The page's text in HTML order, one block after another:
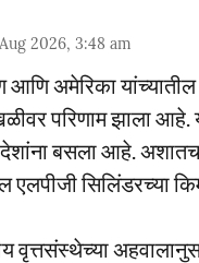
2026, 3:48 am
आणि अमेरिका
परिणाम झाला आहे.
बसला आहे.
एलपीजी सिलिंडरच्या
वृत्तसंस्थेच्या